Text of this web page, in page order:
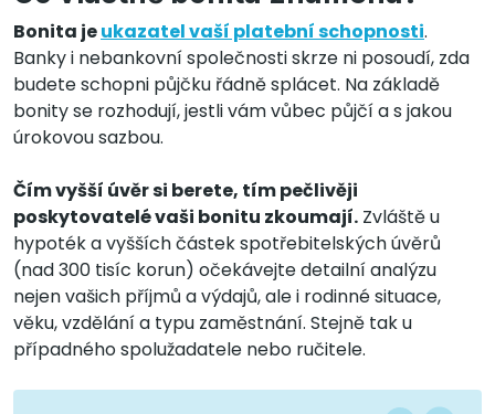
Bonita jeukazatel vaší platební schopnosti.
Banky i nebankovní společnosti skrze ni posoudí, zda
budete schopni půjčku řádně splácet. Na základě
bonity se rozhodují, jestli vám vůbec půjčí a s jakou
úrokovou sazbou.
Čím vyšší úvěr si berete, tím pečlivěji
poskytovatelé vaši bonitu zkoumají. Zvláště u
hypoték a vyšších částek spotřebitelských úvěrů
(nad 300 tisíc korun) očekávejte detailní analýzu
nejen vašich příjmů a výdajů, ale i rodinné situace,
věku, vzdělání a typu zaměstnání. Stejně tak u
případného spolužadatele nebo ručitele.